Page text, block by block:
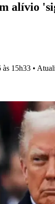
alívio
às 15h33 •